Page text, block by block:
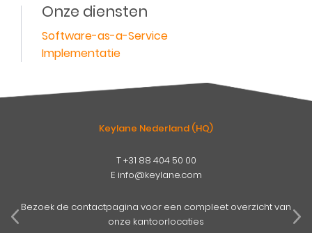
Onze diensten
Software-as-a-Service
Implementatie
Keylane Nederland (HQ)
T+31 88 404 50 00
E info@keylane.com
Bezoek de contactpagina voor een compleet overzicht van
onze kantoorlocaties